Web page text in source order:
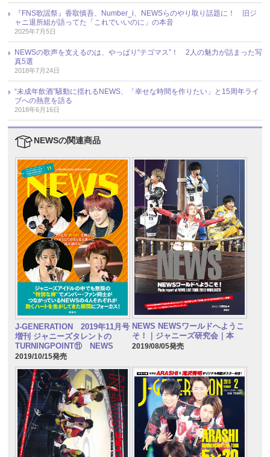
『FNS歌謡祭』香取慎吾、Number_i、NEWSらのやり取り話題に！ 旧ジ
ャニ退所組が語ってた「これでいいのに」の本音
2025年7月5日
NEWSの歌声を支えるのは、やっぱり“テゴマス”！ 2人の魅力が詰まった写
真5選
2018年7月24日
“未成年飲酒”騒動に揺れるNEWS、「幸せな時間を作りたい」と15周年ライ
ブへの熱意を語る
2018年6月16日
NEWSの関連商品
J-GENERATION 2019年11月号
増刊 ジャニーズタレントの
TURNINGPOINT⑪ NEWS
2019/10/15発売
NEWS NEWSワールドへようこ
そ！｜ジャニーズ研究会｜本
2019/08/05発売